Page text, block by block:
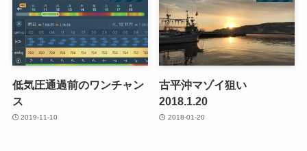
低気圧通過前のワンチャン
ス
2019-11-10
古平沖マゾイ狙い
2018.1.20
2018-01-20